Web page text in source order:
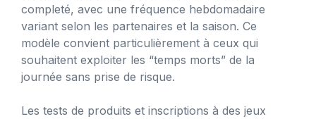
completé, avec une fréquence hebdomadaire
variant selon les partenaires et la saison. Ce
modèle convient particulièrement à ceux qui
souhaitent exploiter les “temps morts” de la
journée sans prise de risque.
Les tests de produits et inscriptions à des jeux